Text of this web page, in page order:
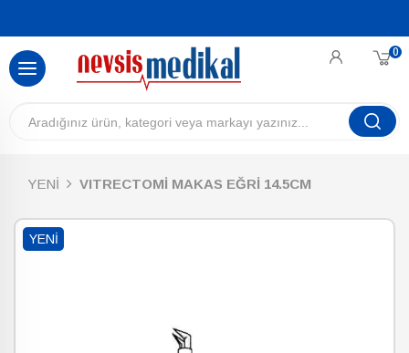
0
YENİ VITRECTOMİ MAKAS EĞRİ 14.5CM
YENI